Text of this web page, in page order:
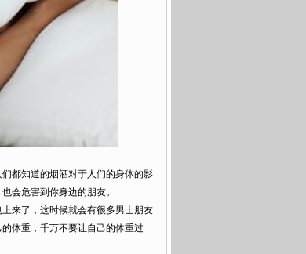
都知道的烟酒对于人们的身体的影
会危害到你身边的朋友。
来了，这时候就会有很多男士朋友
体重，千万不要让自己的体重过